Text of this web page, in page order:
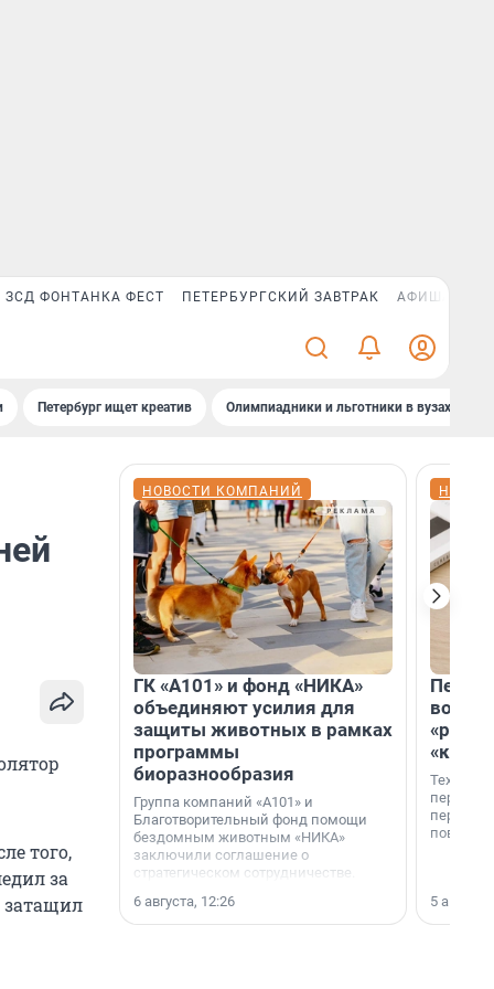
ЗСД ФОНТАНКА ФЕСТ ПЕТЕРБУРГСКИЙ ЗАВТРАК АФИША PLUS
Петербург ищет креатив Олимпиадники и льготники в вузах СПб
того,
за
затащил
НОВОСТИ КОМПАНИЙ
ГК «А101» и фонд «НИКА»
объединяют усилия для
защиты животных в рамках
программы
биоразнообразия
Группа компаний «А101» и
Благотворительный фонд помощи
бездомным животным «НИКА»
заключили соглашение о
стратегическом сотрудничестве.
6 августа, 12:26
5